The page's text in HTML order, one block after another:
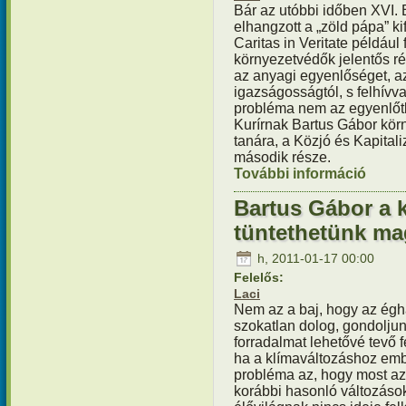
Bár az utóbbi időben XVI.
elhangzott a „zöld pápa”
Caritas in Veritate például
környezetvédők jelentős
az anyagi egyenlőséget,
igazságosságtól, s
probléma nem az
Kurírnak Bartus Gábor
tanára, a Közjó és
második része.
További információ
Bartus Gábor a
tüntethetünk
h, 2011-01-17 00:00
Felelős:
Laci
Nem az a baj, hogy az
szokatlan dolog,
forradalmat lehetővé tevő
ha a klímaváltozáshoz
probléma az, hogy most
korábbi hasonló